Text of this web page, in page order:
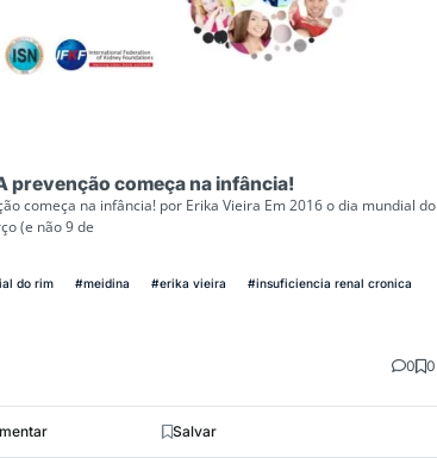
prevenção começa na infância!
começa na infância! por Erika Vieira Em 2016 o dia mundial do
(e não 9 de
do rim #meidina #erika vieira #insuficiencia renal cronica
0 0
Salvar